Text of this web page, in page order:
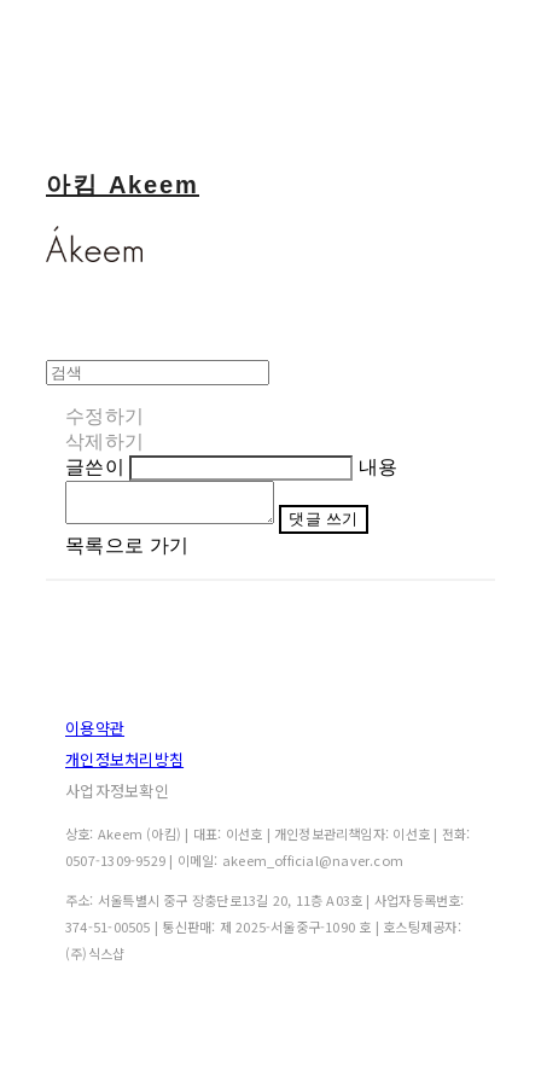
아킴 Akeem
수정하기
삭제하기
글쓴이
내용
댓글 쓰기
목록으로 가기
이용약관
개인정보처리방침
사업자정보확인
상호: Akeem (아킴) | 대표: 이선호 | 개인정보관리책임자: 이선호 | 전화:
0507-1309-9529 | 이메일: akeem_official@naver.com
주소: 서울특별시 중구 장충단로13길 20, 11층 A03호 | 사업자등록번호:
374-51-00505 | 통신판매: 제 2025-서울중구-1090 호 | 호스팅제공자:
(주)식스샵